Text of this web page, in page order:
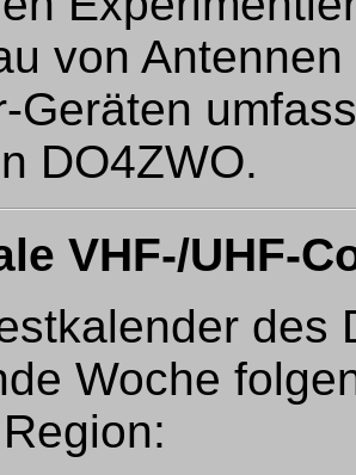
von
Geräten
DO4ZWO.
VHF-/UHF-
des
Woche